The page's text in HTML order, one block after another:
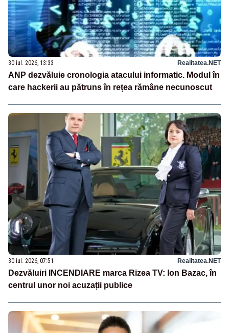
30 iul. 2026, 13:33 Realitatea.NET
ANP dezvăluie cronologia atacului informatic. Modul în
care hackerii au pătruns în rețea rămâne necunoscut
30 iul. 2026, 07:51 Realitatea.NET
Dezvăluiri INCENDIARE marca Rizea TV: Ion Bazac, în
centrul unor noi acuzații publice